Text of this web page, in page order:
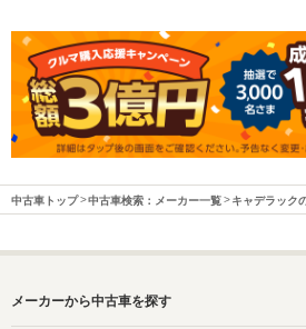
中古車トップ 中古車検索：メーカー一覧 キャデラック
メーカーから中古車を探す